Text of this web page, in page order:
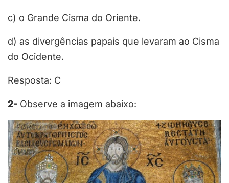
c) o Grande Cisma do Oriente.
d) as divergências papais que levaram ao Cisma
do Ocidente.
Resposta: C
2- Observe a imagem abaixo: